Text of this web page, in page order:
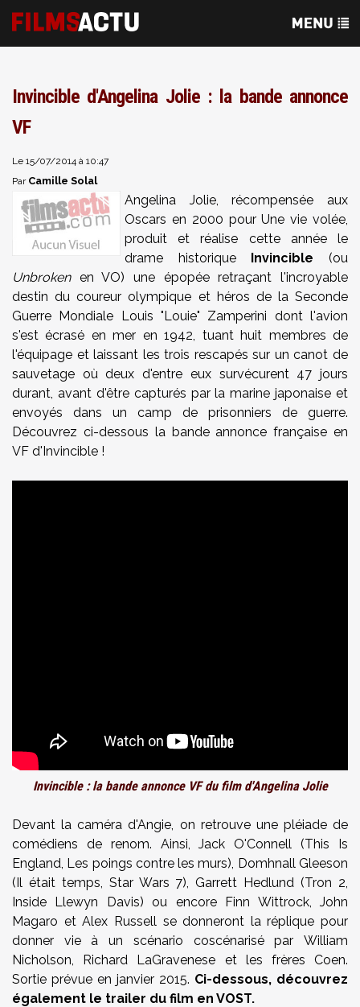
Invincible d'Angelina Jolie : la bande annonce
VF
Le 15/07/2014 à 10:47
Par Camille Solal
Angelina Jolie, récompensée aux
Oscars en 2000 pour Une vie volée,
produit et réalise cette année le
drame historiqueInvincible (ou
Unbrokenen VO) une épopée retraçant l'incroyable
destin du coureur olympique et héros de la Seconde
Guerre Mondiale Louis "Louie" Zamperini dont l'avion
s'est écrasé en mer en 1942, tuant huit membres de
l'équipage et laissant les trois rescapés sur un canot de
sauvetage où deux d'entre eux survécurent 47 jours
durant, avant d'être capturés par la marine japonaise et
envoyés dans un camp de prisonniers de guerre.
Découvrez ci-dessous la bande annonce française en
VF d'Invincible !
Invincible : la bande annonce VF du film d'Angelina Jolie
Devant la caméra d'Angie, on retrouve une pléiade de
comédiens de renom. Ainsi, Jack O'Connell (This Is
England, Les poings contre les murs), Domhnall Gleeson
(Il était temps, Star Wars 7), Garrett Hedlund (Tron 2,
Inside Llewyn Davis) ou encore Finn Wittrock, John
Magaro et Alex Russell se donneront la réplique pour
donner vie à un scénario coscénarisé par William
Nicholson, Richard LaGravenese et les frères Coen.
Sortie prévue en janvier 2015. Ci-dessous, découvrez
également le trailer du film en VOST.